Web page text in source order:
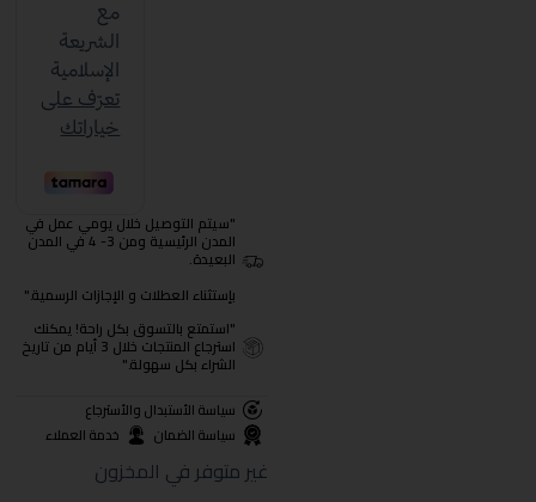
"سيتم التوصيل خلال يومي عمل في
المدن الرئيسية ومن 3- 4 في المدن
البعيدة.
بإستثناء العطلات و الإجازات الرسمية."
"استمتع بالتسوق بكل راحة! يمكنك
استرجاع المنتجات خلال 3 أيام من تاريخ
الشراء بكل سهولة."
سياسة الأستبدال والأسترجاع
سياسة الضمان
خدمة العملاء
غير متوفر في المخزون